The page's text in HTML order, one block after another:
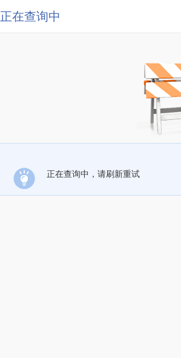
正在查询中
正在查询中，请刷新重试